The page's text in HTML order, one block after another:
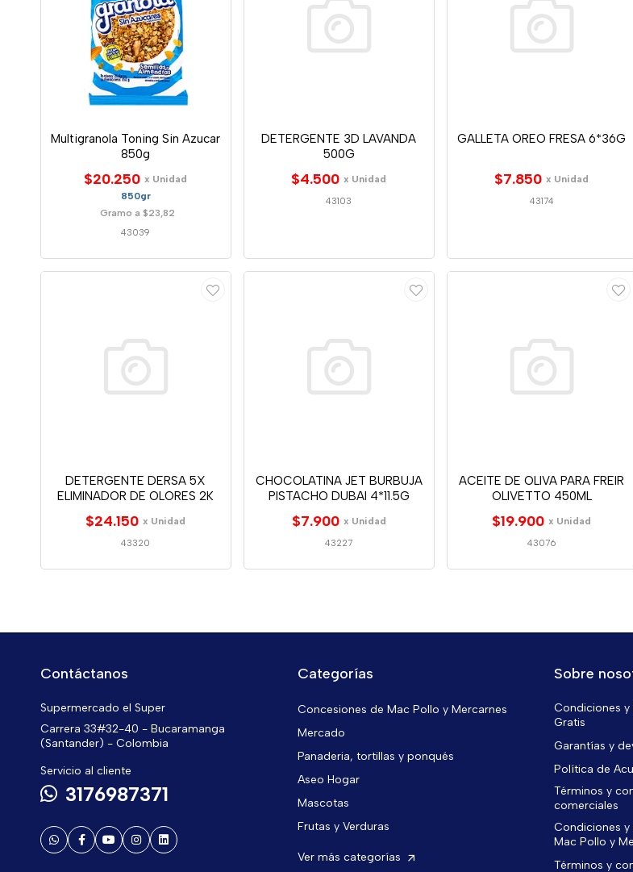
Multigranola Toning Sin Azucar
850g
$20.250 x Unidad
850gr
Gramo a $23,82
43039
DETERGENTE 3D LAVANDA
500G
$4.500 x Unidad
43103
GALLETA OREO FRESA 6*36G
$7.850 x Unidad
43174
DETERGENTE DERSA 5X
ELIMINADOR DE OLORES 2K
$24.150 x Unidad
43320
CHOCOLATINA JET BURBUJA
PISTACHO DUBAI 4*11.5G
$7.900 x Unidad
43227
ACEITE DE OLIVA PARA FREIR
OLIVETTO 450ML
$19.900 x Unidad
43076
Contáctanos
Supermercado el Super
Carrera 33#32-40 - Bucaramanga
(Santander) - Colombia
Servicio al cliente
3176987371
Categorías
Concesiones de Mac Pollo y Mercarnes
Mercado
Panaderia, tortillas y ponqués
Aseo Hogar
Mascotas
Frutas y Verduras
Ver más categorías
Sobre
Condiciones y
Gratis
Garantías y
Política de
Términos y
comerciales
Condiciones
Mac Pollo y
Términos y